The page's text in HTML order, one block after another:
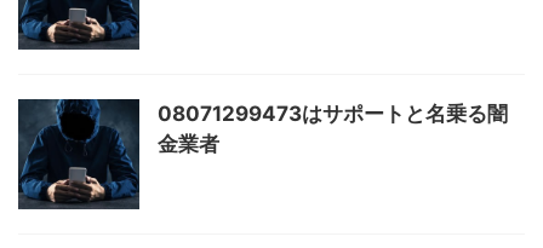
08071299473はサポートと名乗る闇
金業者